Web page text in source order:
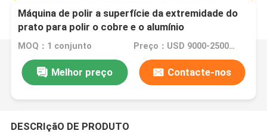
Máquina de polir a superfície da extremidade do
prato para polir o cobre e o alumínio
MOQ：1 conjunto Preço：USD 9000-25000 Dollar per set
Melhor preço Contacte-nos
DESCRIçãO DE PRODUTO